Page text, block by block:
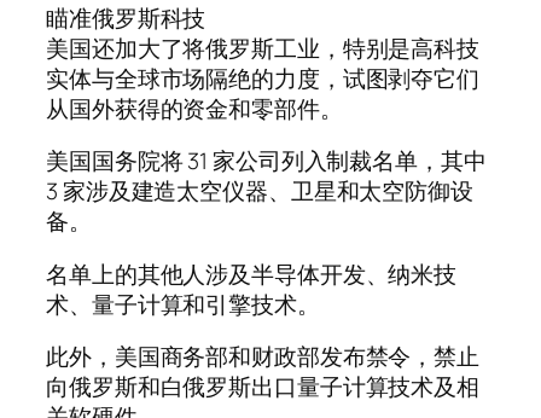
瞄准俄罗斯科技
美国还加大了将俄罗斯工业，特别是高科技
实体与全球市场隔绝的力度，试图剥夺它们
从国外获得的资金和零部件。
美国国务院将 31 家公司列入制裁名单，其中
3 家涉及建造太空仪器、卫星和太空防御设
备。
名单上的其他人涉及半导体开发、纳米技
术、量子计算和引擎技术。
此外，美国商务部和财政部发布禁令，禁止
向俄罗斯和白俄罗斯出口量子计算技术及相